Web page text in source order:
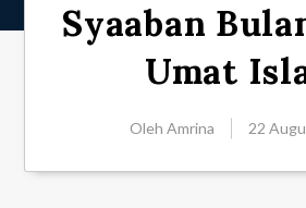
Syaaban
Umat
Oleh Amrina 22